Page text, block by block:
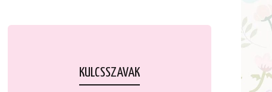
KULCSSZAVAK